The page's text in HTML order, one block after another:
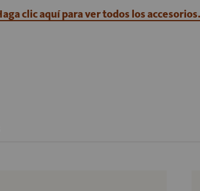
clic aquí para ver todos los accesorios.